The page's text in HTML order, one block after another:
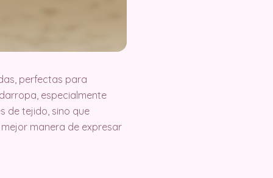
perfectas para
especialmente
de tejido, sino que
manera de expresar